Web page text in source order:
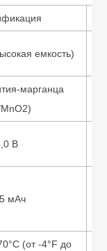
емкость)
марганца
В
мАч
(от -4°F до